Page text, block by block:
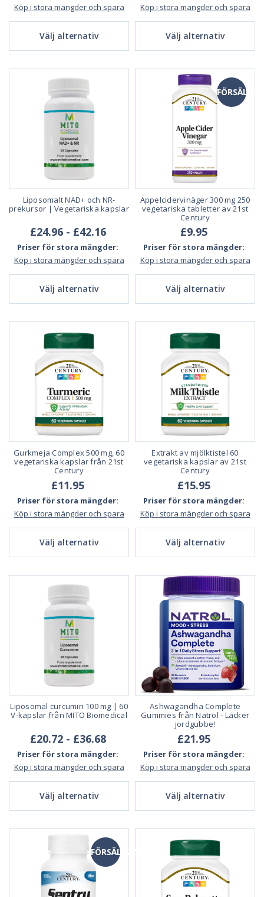
Köp i stora mängder och spara
Välj alternativ
Köp i stora mängder och spara
Välj alternativ
Liposomalt NAD+ och NR-
prekursor | Vegetariska kapslar
£24.96 - £42.16
Priser för stora mängder:
Köp i stora mängder och spara
Välj alternativ
Äppelcidervinäger 300 mg 250
vegetariska tabletter av 21st
Century
£9.95
Priser för stora mängder:
Köp i stora mängder och spara
Välj alternativ
Gurkmeja Complex 500 mg, 60
vegetariska kapslar från 21st
Century
£11.95
Priser för stora mängder:
Köp i stora mängder och spara
Välj alternativ
Extrakt av mjölktistel 60
vegetariska kapslar av 21st
Century
£15.95
Priser för stora mängder:
Köp i stora mängder och spara
Välj alternativ
Liposomal curcumin 100 mg | 60
V-kapslar från MITO Biomedical
£20.72 - £36.68
Priser för stora mängder:
Köp i stora mängder och spara
Välj alternativ
Ashwagandha Complete
Gummies från Natrol - Läcker
jordgubbe!
£21.95
Priser för stora mängder:
Köp i stora mängder och spara
Välj alternativ
FÖRSÄLJNING